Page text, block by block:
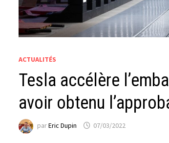
ACTUALITÉS
Tesla accélère
avoir obtenu
parEric Dupin 07/03/2022